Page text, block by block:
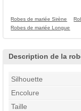
Robes de mariée Sirène
Robes de mariée Longue
Description de la
Silhouette
Encolure
Taille